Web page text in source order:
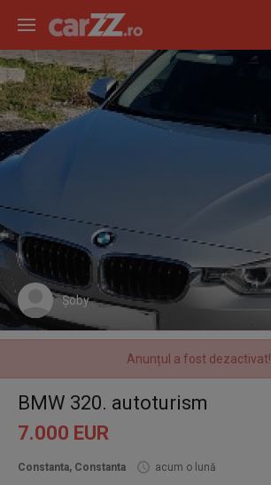
Anunțul a fost dezactivat!
Șoby
BMW 320. autoturism
7.000 EUR
Constanta, Constanta acum o lună